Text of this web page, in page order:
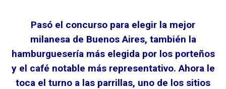
Pasó el concurso para elegir la mejor
milanesa de Buenos Aires, también la
hamburguesería más elegida por los porteños
y el café notable más representativo. Ahora le
toca el turno a las parrillas, uno de los sitios